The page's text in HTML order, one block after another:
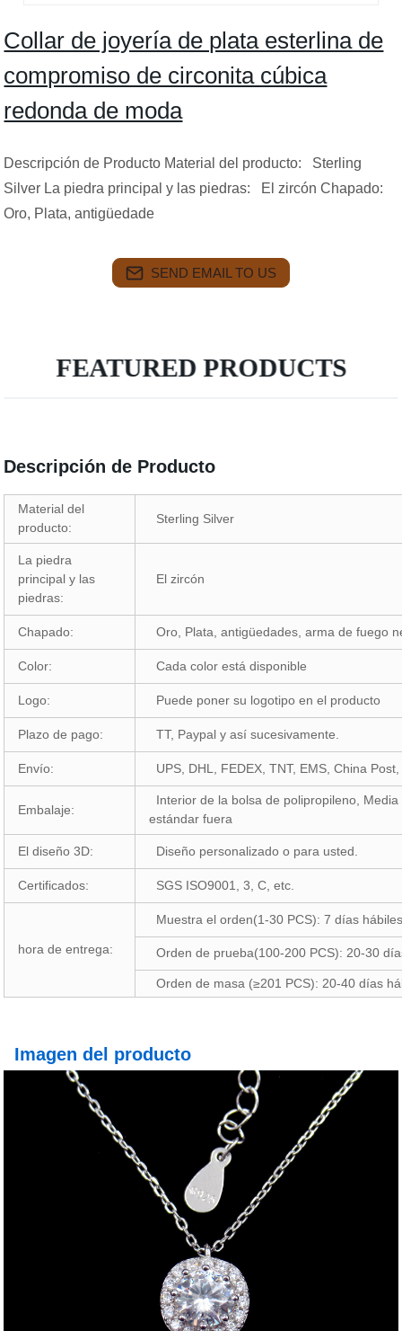
Collar de joyería de plata esterlina de
compromiso de circonita cúbica
redonda de moda
Descripción de Producto Material del producto: Sterling
Silver La piedra principal y las piedras: El zircón Chapado:
Oro, Plata, antigüedade
SEND EMAIL TO US
FEATURED PRODUCTS
Descripción de Producto
Material del
producto:
Sterling Silver
La piedra
principal y las
piedras:
El zircón
Chapado: Oro, Plata, antigüedades, arma de fuego
Color: Cada color está disponible
Logo: Puede poner su logotipo en el producto
Plazo de pago: TT, Paypal y así sucesivamente.
Envío: UPS, DHL, FEDEX, TNT, EMS, China
Embalaje:
Interior de la bolsa de polipropileno,
estándar fuera
El diseño 3D: Diseño personalizado o para usted.
Certificados: SGS ISO9001, 3, C, etc.
hora de entrega:
Muestra el orden(1-30 PCS): 7 días
Orden de prueba(100-200 PCS): 20-30
Orden de masa (≥201 PCS): 20-40 días
Imagen del producto